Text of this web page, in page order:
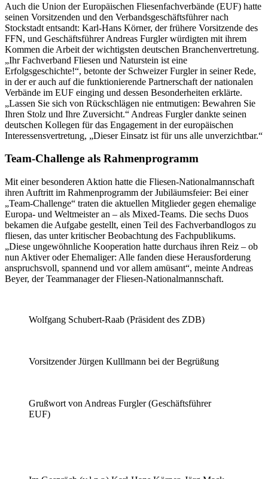
Auch die Union der Europäischen Fliesenfachverbände (EUF) hatte
seinen Vorsitzenden und den Verbandsgeschäftsführer nach
Stockstadt entsandt: Karl-Hans Körner, der frühere Vorsitzende des
FFN, und Geschäftsführer Andreas Furgler würdigten mit ihrem
Kommen die Arbeit der wichtigsten deutschen Branchenvertretung.
„Ihr Fachverband Fliesen und Naturstein ist eine
Erfolgsgeschichte!“, betonte der Schweizer Furgler in seiner Rede,
in der er auch auf die funktionierende Partnerschaft der nationalen
Verbände im EUF einging und dessen Besonderheiten erklärte.
„Lassen Sie sich von Rückschlägen nie entmutigen: Bewahren Sie
Ihren Stolz und Ihre Zuversicht.“ Andreas Furgler dankte seinen
deutschen Kollegen für das Engagement in der europäischen
Interessensvertretung, „Dieser Einsatz ist für uns alle unverzichtbar.“
Team-Challenge als Rahmenprogramm
Mit einer besonderen Aktion hatte die Fliesen-Nationalmannschaft
ihren Auftritt im Rahmenprogramm der Jubiläumsfeier: Bei einer
„Team-Challenge“ traten die aktuellen Mitglieder gegen ehemalige
Europa- und Weltmeister an – als Mixed-Teams. Die sechs Duos
bekamen die Aufgabe gestellt, einen Teil des Fachverbandlogos zu
fliesen, das unter kritischer Beobachtung des Fachpublikums.
„Diese ungewöhnliche Kooperation hatte durchaus ihren Reiz – ob
nun Aktiver oder Ehemaliger: Alle fanden diese Herausforderung
anspruchsvoll, spannend und vor allem amüsant“, meinte Andreas
Beyer, der Teammanager der Fliesen-Nationalmannschaft.
Wolfgang Schubert-Raab (Präsident des ZDB)
Vorsitzender Jürgen Kulllmann bei der Begrüßung
Grußwort von Andreas Furgler (Geschäftsführer
EUF)